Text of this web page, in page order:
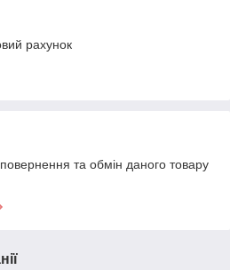
рахунок
та обмін даного товару